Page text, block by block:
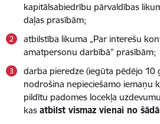
kapitālsabiedrību pārvaldības
daļas prasībām;
atbilstība likuma „Par interešu
amatpersonu darbībā” prasībām;
darba pieredze (iegūta pēdējo 10
nodrošina nepieciešamo iemaņu
pildītu padomes locekļa
kas atbilst vismaz vienai no